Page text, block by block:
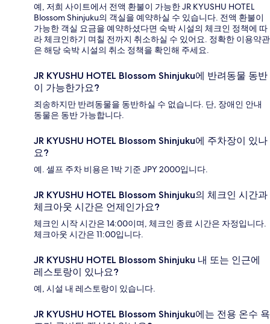
예, 저희 사이트에서 전액 환불이 가능한 JR KYUSHU HOTEL
Blossom Shinjuku의 객실을 예약하실 수 있습니다. 전액 환불이
가능한 객실 요금을 예약하셨다면 숙박 시설의 체크인 정책에 따
라 체크인하기 며칠 전까지 취소하실 수 있어요. 정확한 이용약관
은 해당 숙박 시설의 취소 정책을 확인해 주세요.
JR KYUSHU HOTEL Blossom Shinjuku에 반려동물 동반
이 가능한가요?
죄송하지만 반려동물을 동반하실 수 없습니다. 단, 장애인 안내
동물은 동반 가능합니다.
JR KYUSHU HOTEL Blossom Shinjuku에 주차장이 있나
요?
예. 셀프 주차 비용은 1박 기준 JPY 2000입니다.
JR KYUSHU HOTEL Blossom Shinjuku의 체크인 시간과
체크아웃 시간은 언제인가요?
체크인 시작 시간은 14:00이며, 체크인 종료 시간은 자정입니다.
체크아웃 시간은 11:00입니다.
JR KYUSHU HOTEL Blossom Shinjuku 내 또는 인근에
레스토랑이 있나요?
예, 시설 내 레스토랑이 있습니다.
JR KYUSHU HOTEL Blossom Shinjuku에는 전용 온수 욕